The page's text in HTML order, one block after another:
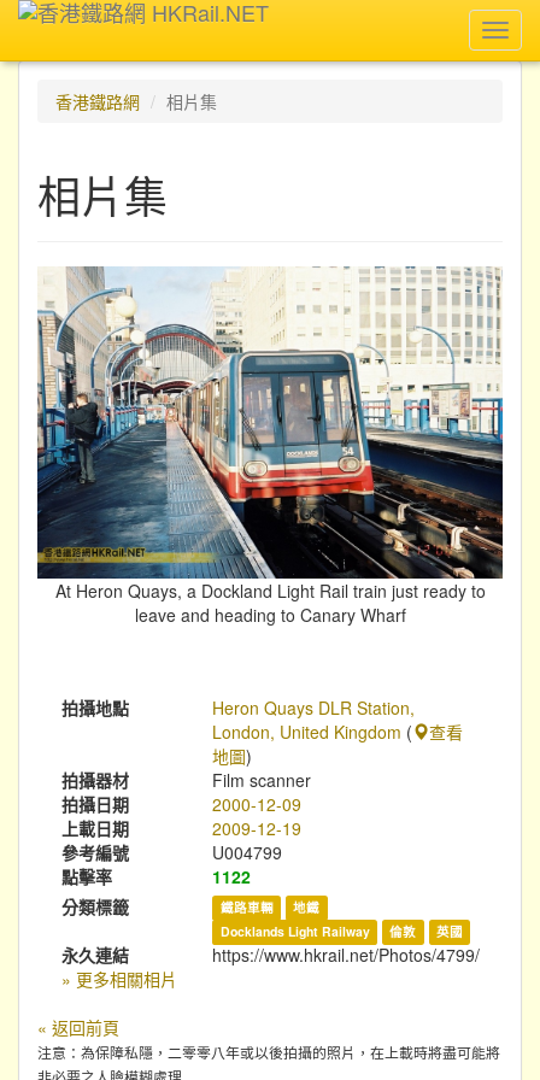
香港鐵路網
相片集
相片集
At Heron Quays, a Dockland Light Rail train just ready to
leave and heading to Canary Wharf
拍攝地點
Heron Quays DLR Station,
London, United Kingdom (
查看
地圖)
拍攝器材
Film scanner
拍攝日期
2000-12-09
上載日期
2009-12-19
參考編號
U004799
點擊率
1122
分類標籤
鐵路車輛
地鐵
Docklands Light Railway
倫敦 英國
永久連結
https://www.hkrail.net/Photos/4799/
» 更多相關相片
« 返回前頁
注意：為保障私隱，二零零八年或以後拍攝的照片，在上載時將盡可能將
非必要之人臉模糊處理